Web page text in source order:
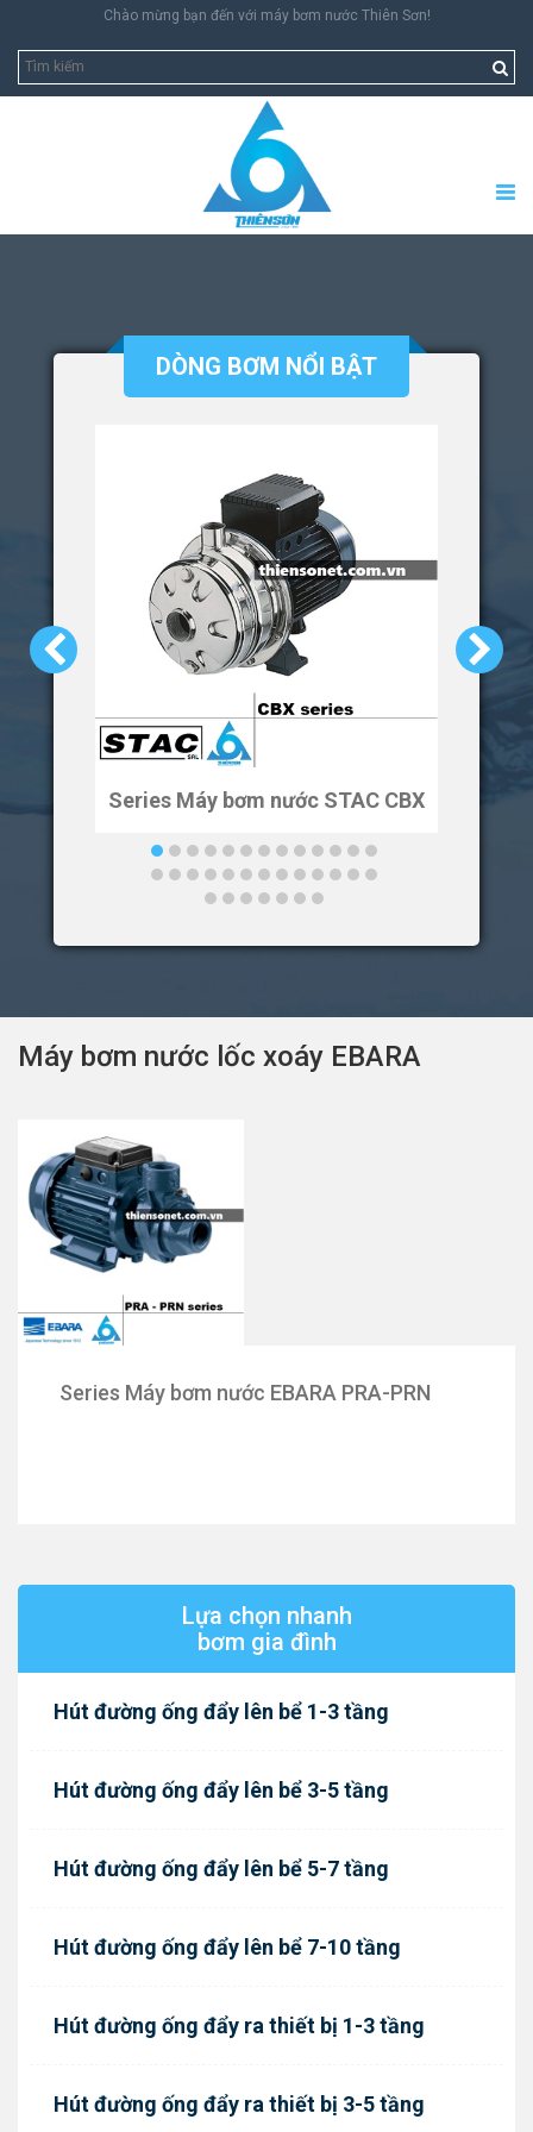
Chào mừng bạn đến với máy bơm nước Thiên Sơn!
DÒNG BƠM NỔI BẬT
Series Máy bơm nước STAC CBX
Máy bơm nước lốc xoáy EBARA
Series Máy bơm nước EBARA PRA-PRN
Lựa chọn nhanh
bơm gia đình
Hút đường ống đẩy lên bể 1-3 tầng
Hút đường ống đẩy lên bể 3-5 tầng
Hút đường ống đẩy lên bể 5-7 tầng
Hút đường ống đẩy lên bể 7-10 tầng
Hút đường ống đẩy ra thiết bị 1-3 tầng
Hút đường ống đẩy ra thiết bị 3-5 tầng